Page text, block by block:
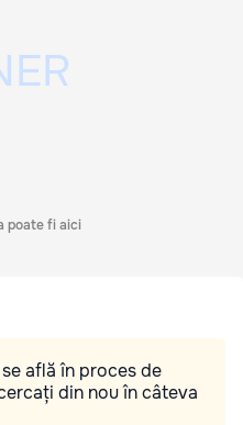
poate fi aici
află în proces de
din nou în câteva